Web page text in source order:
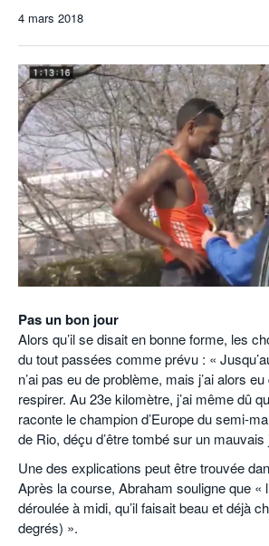
CLUBS PARTENAIRES
FÉDÉRATION
TOUS SUPPORTERS D’ATHLE.CH !
PUBLICITÉ
CLUB D’ATHLÉTISME
CHARTE ÉDITORIALE
NOUS CONTACTER
POURQUOI ATHLE.CH ?
ATHLE.CH RÉGIONS
ATHLE.CH RÉGIONS | GENÈVE
ATHLE.CH RÉGIONS | JURA
ATHLE.CH RÉGIONS | VAUD
TIMELINE
BIOGRAPHIES
HIGHLIGHTS
LIVRES
4 mars 2018
Pas un bon jour
Alors qu’il se disait en bonne forme, les
du tout passées comme prévu : «
n’ai pas eu de problème, mais j’ai alors
respirer. Au 23e kilomètre, j’ai même dû
raconte le champion d’Europe du semi-
de Rio, déçu d’être tombé sur un mauvais
Une des explications peut être trouvée
Après la course, Abraham souligne que «
déroulée à midi, qu’il faisait beau et déjà
degrés) ».